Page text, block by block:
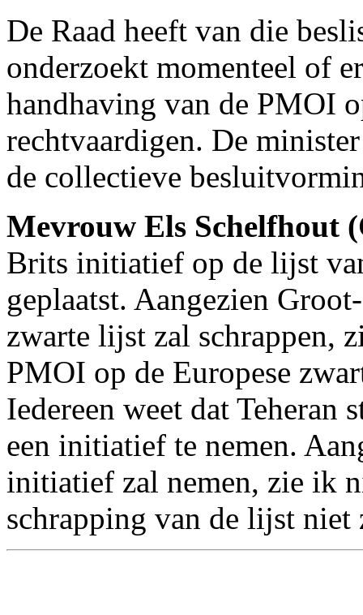
De Raad heeft van die
onderzoekt momenteel of
handhaving van de PMOI
rechtvaardigen. De
de collectieve
Mevrouw Els Schelfhout
Brits initiatief op de lijst
geplaatst. Aangezien
zwarte lijst zal schrappen,
PMOI op de Europese
Iedereen weet dat
een initiatief te nemen.
initiatief zal nemen, zie ik
schrapping van de lijst niet